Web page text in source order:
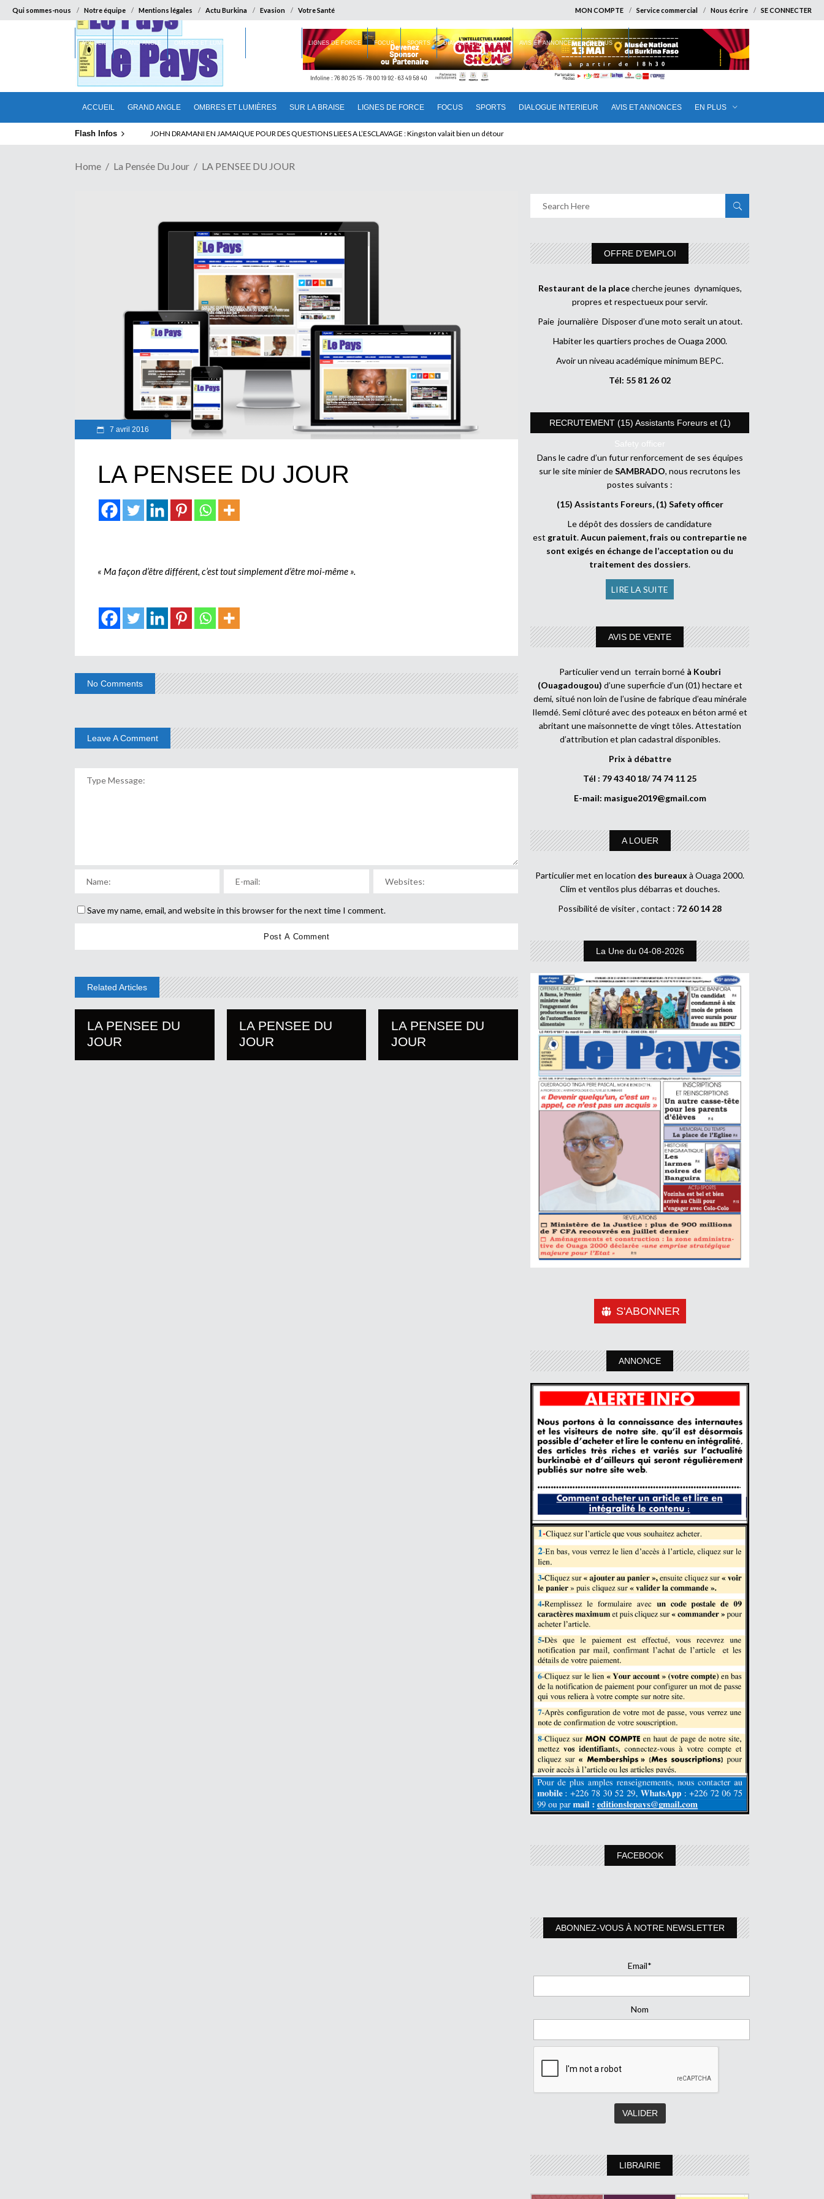
Qui sommes-nous Notre équipe Mentions légales Actu Burkina Evasion Votre Santé MON COMPTE Service commercial Nous écrire SE CONNECTER
ACCUEIL GRAND ANGLE OMBRES ET LUMIÈRES SUR LA BRAISE LIGNES DE FORCE FOCUS SPORTS DIALOGUE INTERIEUR AVIS ET ANNONCES EN PLUS
ACCUEIL GRAND ANGLE OMBRES ET LUMIÈRES LIGNES DE FORCE FOCUS SPORTS DIALOGUE INTERIEUR AVIS ET ANNONCES EN PLUS
Flash Infos ELECTION DE TALON A LA TETE DU SENAT BENINOIS : Quand Patrice quitte le pouvoir sans partir !
Home La Pensée Du Jour LA PENSEE DU JOUR
7 avril 2016
LA PENSEE DU JOUR
« Ma façon d’être différent, c’est tout simplement d’être moi-même ».
No Comments
Leave A Comment
Save my name, email, and website in this browser for the next time I comment.
Related Articles
LA PENSEE DU
JOUR
LA PENSEE DU
JOUR
LA PENSEE DU
JOUR
OFFRE D’EMPLOI
Restaurant de la placecherche jeunes dynamiques,
propres et respectueux pour servir.
Paie journalière Disposer d’une moto serait un atout.
Habiter les quartiers proches de Ouaga 2000.
Avoir un niveau académique minimum BEPC.
Tél: 55 81 26 02
RECRUTEMENT (15) Assistants Foreurs et (1)
Safety officer
Dans le cadre d’un futur renforcement de ses équipes
sur le site minier deSAMBRADO, nous recrutons les
postes suivants :
(15) Assistants Foreurs, (1) Safety officer
Le dépôt des dossiers de candidature
est gratuit.Aucun paiement, frais ou contrepartie ne
sont exigés en échange de l’acceptation ou du
traitement des dossiers.
LIRE LA SUITE
AVIS DE VENTE
Particulier vend un terrain borné à Koubri
(Ouagadougou) d’une superficie d’un (01) hectare et
demi, situé non loin de l’usine de fabrique d’eau minérale
Ilemdé. Semi clôturé avec des poteaux en béton armé et
abritant une maisonnette de vingt tôles. Attestation
d’attribution et plan cadastral disponibles.
Prix à débattre
Tél : 79 43 40 18/ 74 74 11 25
E-mail: masigue2019@gmail.com
A LOUER
Particulier met en location des bureaux à Ouaga 2000.
Clim et ventilos plus débarras et douches.
Possibilité de visiter , contact : 72 60 14 28
La Une du 04-08-2026
S'ABONNER
ANNONCE
FACEBOOK
ABONNEZ-VOUS À NOTRE NEWSLETTER
Email*
Nom
LIBRAIRIE